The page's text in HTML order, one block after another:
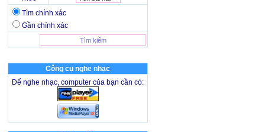
Tìm chính xác
Gần chính xác
Công cụ nghe nhạc
Để nghe nhạc, computer của bạn cần có: